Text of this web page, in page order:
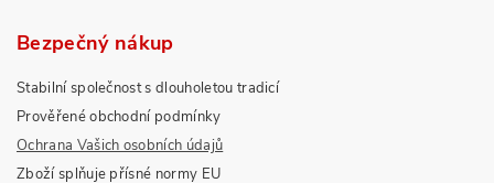
Bezpečný nákup
Stabilní společnost s dlouholetou tradicí
Prověřené obchodní podmínky
Ochrana Vašich osobních údajů
Zboží splňuje přísné normy EU